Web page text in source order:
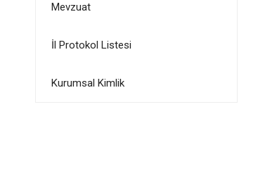
Mevzuat
İl Protokol Listesi
Kurumsal Kimlik